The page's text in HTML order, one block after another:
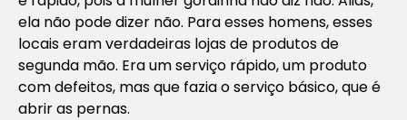
ela não pode dizer não. Para esses homens, esses
locais eram verdadeiras lojas de produtos de
segunda mão. Era um serviço rápido, um produto
com defeitos, mas que fazia o serviço básico, que é
abrir as pernas.